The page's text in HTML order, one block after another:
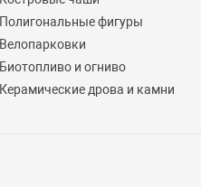
Полигональные фигуры
Велопарковки
Биотопливо и огниво
Керамические дрова и камни